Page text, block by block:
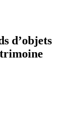
d’objets